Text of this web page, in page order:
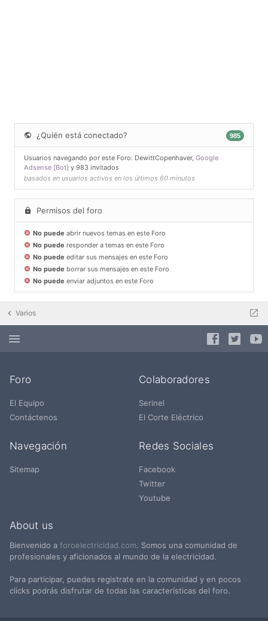
¿Quién está conectado? 985
Usuarios navegando por este Foro: DewittCopenhaver, Google
Adsense [Bot] y 983 invitados
basados en usuarios activos en los últimos 60 minutos
Permisos del foro
No puede abrir nuevos temas en este Foro
No puede responder a temas en este Foro
No puede editar sus mensajes en este Foro
No puede borrar sus mensajes en este Foro
No puede enviar adjuntos en este Foro
Varios
Foro
El Equipo
Contáctenos
Colaboradores
Serinel
El Corte Eléctrico
Navegación
Sitemap
Redes Sociales
Facebook
Twitter
Youtube
About us
Bienvenido a foroelectricidad.com. Somos una comunidad de
profesionales y aficionados al mundo de la electricidad.
Para participar, puedes registrate en la comunidad y en pocos
clicks podrás disfrutar de todas las características del foro.